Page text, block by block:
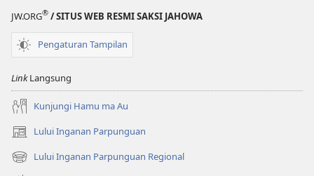
JW.ORG® / SITUS WEB RESMI SAKSI JAHOWA
Pengaturan Tampilan
LinkLangsung
Kunjungi Hamu ma Au
Lului Inganan Parpunguan
(opens
new
window)
Lului Inganan Parpunguan Regional
(opens